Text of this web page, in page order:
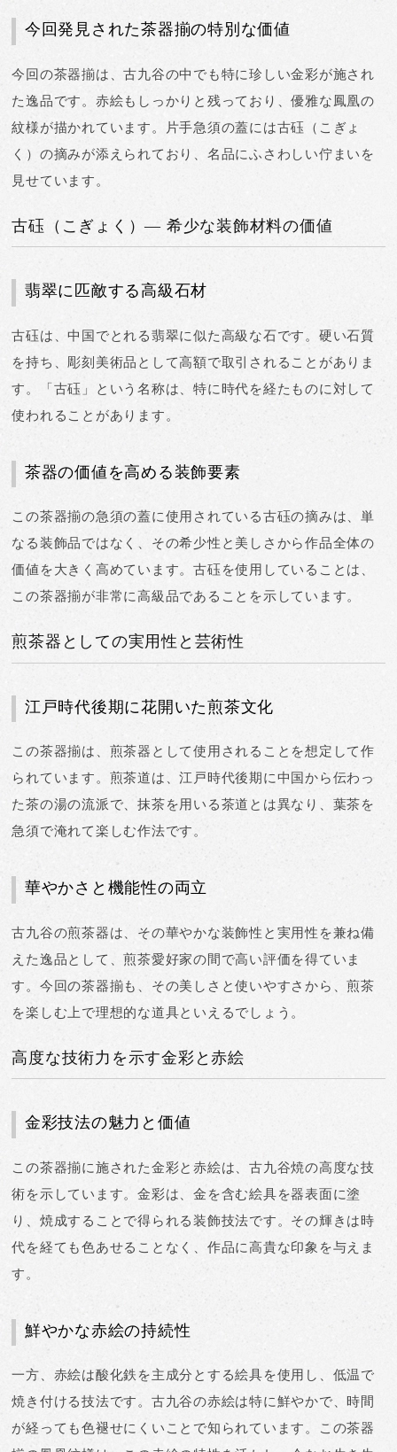
今回発見された茶器揃の特別な価値
今回の茶器揃は、古九谷の中でも特に珍しい金彩が施され
た逸品です。赤絵もしっかりと残っており、優雅な鳳凰の
紋様が描かれています。片手急須の蓋には古砡（こぎょ
く）の摘みが添えられており、名品にふさわしい佇まいを
見せています。
古砡（こぎょく）— 希少な装飾材料の価値
翡翠に匹敵する高級石材
古砡は、中国でとれる翡翠に似た高級な石です。硬い石質
を持ち、彫刻美術品として高額で取引されることがありま
す。「古砡」という名称は、特に時代を経たものに対して
使われることがあります。
茶器の価値を高める装飾要素
この茶器揃の急須の蓋に使用されている古砡の摘みは、単
なる装飾品ではなく、その希少性と美しさから作品全体の
価値を大きく高めています。古砡を使用していることは、
この茶器揃が非常に高級品であることを示しています。
煎茶器としての実用性と芸術性
江戸時代後期に花開いた煎茶文化
この茶器揃は、 煎茶器として使用されることを想定 して作
られています。煎茶道は、江戸時代後期に中国から伝わっ
た茶の湯の流派で、抹茶を用いる茶道とは異なり、葉茶を
急須で淹れて楽しむ作法です。
華やかさと機能性の両立
古九谷の煎茶器は、その華やかな装飾性と実用性を兼ね備
えた逸品として、煎茶愛好家の間で高い評価を得ていま
す。今回の茶器揃も、その美しさと使いやすさから、煎茶
を楽しむ上で理想的な道具といえるでしょう。
高度な技術力を示す金彩と赤絵
金彩技法の魅力と価値
この茶器揃に施された金彩と赤絵は、古九谷焼の高度な技
術を示しています。金彩は、金を含む絵具を器表面に塗
り、焼成することで得られる装飾技法です。その輝きは時
代を経ても色あせることなく、作品に高貴な印象を与えま
す。
鮮やかな赤絵の持続性
一方、赤絵は酸化鉄を主成分とする絵具を使用し、低温で
焼き付ける技法です。古九谷の赤絵は特に鮮やかで、時間
が経っても色褪せにくいことで知られています。この茶器